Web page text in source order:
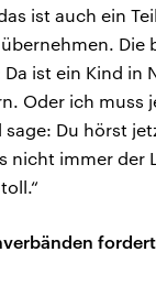
ist auch ein
Die
ist ein Kind in
Oder ich muss
sage: Du hörst
nicht immer der